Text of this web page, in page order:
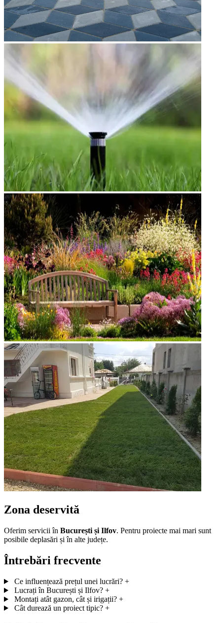
Zona deservită
Oferim servicii în București și Ilfov. Pentru proiecte mai mari sunt
posibile deplasări și în alte județe.
Întrebări frecvente
Ce influențează prețul unei lucrări? +
Lucrați în București și Ilfov? +
Montați atât gazon, cât și irigații? +
Cât durează un proiect tipic? +